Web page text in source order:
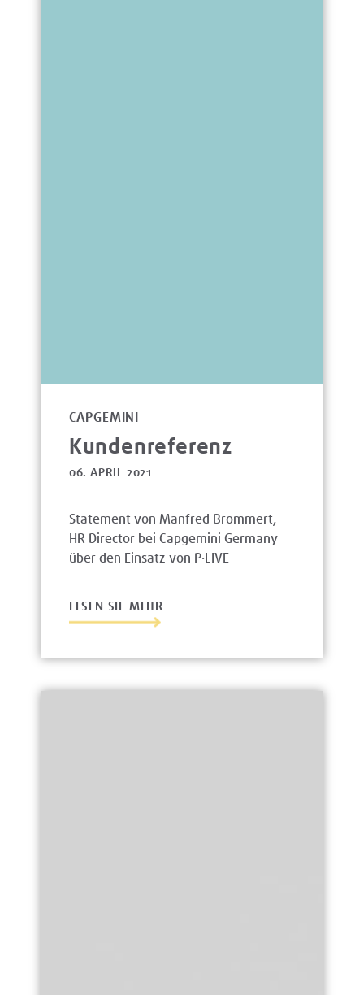
CAPGEMINI
Kundenreferenz
06. APRIL 2021
Statement von Manfred Brommert,
HR Director bei Capgemini Germany
über den Einsatz von P·LIVE
LESEN SIE MEHR